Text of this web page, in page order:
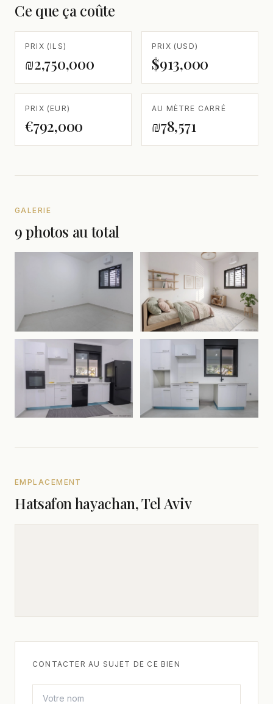
Ce que ça coûte
PRIX (ILS)
₪2,750,000
PRIX (USD)
$913,000
PRIX (EUR)
€792,000
AU MÈTRE CARRÉ
₪78,571
GALERIE
9 photos au total
EMPLACEMENT
Hatsafon hayachan, Tel Aviv
CONTACTER AU SUJET DE CE BIEN